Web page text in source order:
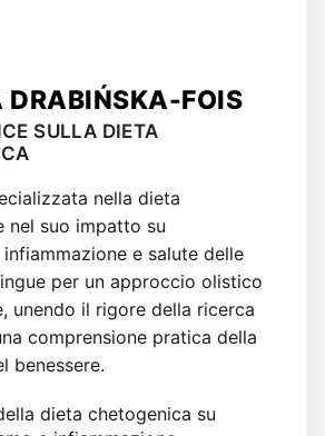
DRABIŃSKA-FOIS
SULLA DIETA
nella dieta
nel suo impatto su
e salute delle
per un approccio olistico
unendo il rigore della ricerca
comprensione pratica della
benessere.
dieta chetogenica su